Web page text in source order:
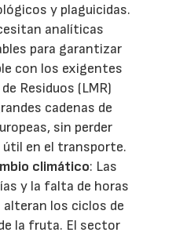
y plaguicidas.
analíticas
para garantizar
con los exigentes
Residuos (LMR)
cadenas de
sin perder
útil en el transporte.
climático: Las
y la falta de horas
los ciclos de
la fruta. El sector